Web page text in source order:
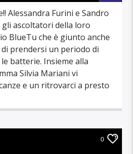
Alessandra Furini e Sandro
ascoltatori della loro
BlueTu che è giunto anche
prendersi un periodo di
batterie. Insieme alla
Silvia Mariani vi
e un ritrovarci a presto
0